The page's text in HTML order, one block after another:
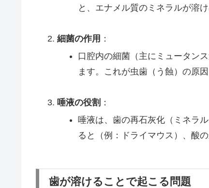
と、エナメル質のミネラルが溶
細菌の作用 ：
口腔内の細菌（主にミュータン
ます。これが虫歯（う蝕）の原因
唾液の役割 ：
唾液は、歯の再石灰化（ミネラ
ると（例：ドライマウス）、酸
歯が溶けることで起こる問題